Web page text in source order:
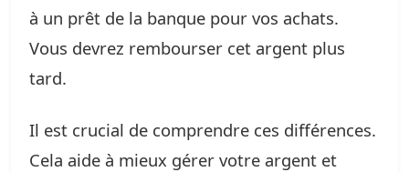
à un prêt de la banque pour vos achats.
Vous devrez rembourser cet argent plus
tard.
Il est crucial de comprendre ces différences.
Cela aide à mieux gérer votre argent et